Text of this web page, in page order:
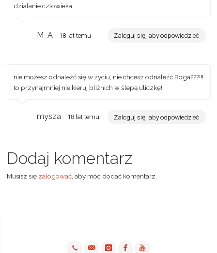
dzialanie czlowieka.
M_A 18 lat temu Zaloguj się, aby odpowiedzieć
nie możesz odnaleźć się w życiu, nie chcesz odnaleźć Boga???!!!
to przynajmniej nie kieruj bliźnich w ślepą uliczkę!
mysza 18 lat temu Zaloguj się, aby odpowiedzieć
Dodaj komentarz
Musisz się zalogować, aby móc dodać komentarz.